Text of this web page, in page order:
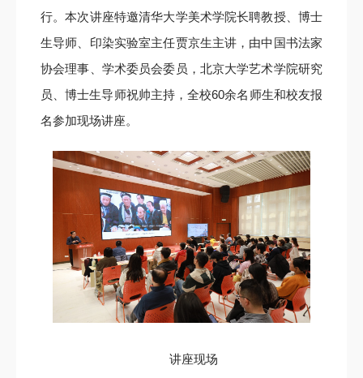
行。本次讲座特邀清华大学美术学院长聘教授、博士
生导师、印染实验室主任贾京生主讲，由中国书法家
协会理事、学术委员会委员，北京大学艺术学院研究
员、博士生导师祝帅主持，全校60余名师生和校友报
名参加现场讲座。
讲座现场